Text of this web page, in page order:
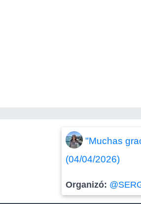
"Muchas
(04/04/2026)
Organizó: